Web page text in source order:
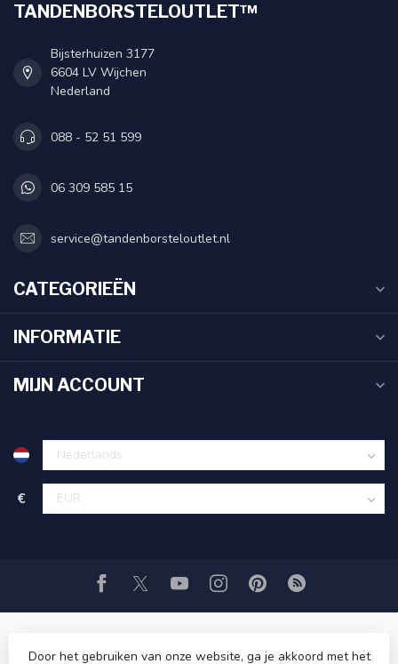
TANDENBORSTELOUTLET™
Bijsterhuizen 3177
6604 LV Wijchen
Nederland
088 - 52 51 599
06 309 585 15
service@tandenborsteloutlet.nl
CATEGORIEËN
INFORMATIE
MIJN ACCOUNT
€
Door het gebruiken van onze website, ga je akkoord met het